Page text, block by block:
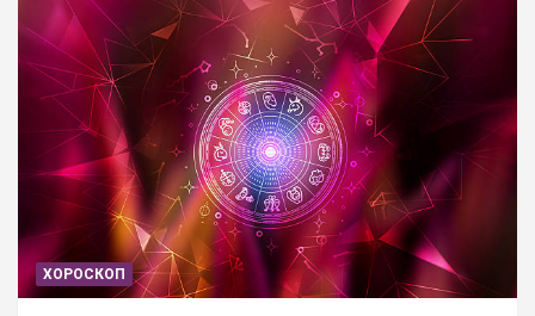
ХОРОСКОП